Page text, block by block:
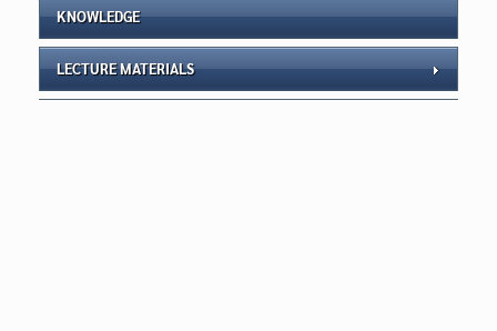
KNOWLEDGE
LECTURE MATERIALS